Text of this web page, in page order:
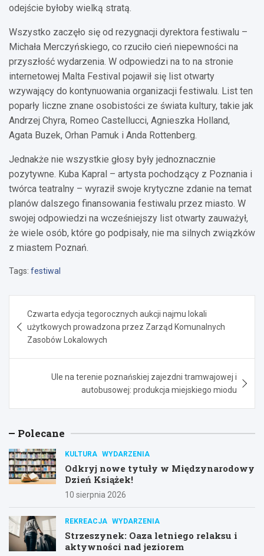
odejście byłoby wielką stratą.
Wszystko zaczęło się od rezygnacji dyrektora festiwalu –
Michała Merczyńskiego, co rzuciło cień niepewności na
przyszłość wydarzenia. W odpowiedzi na to na stronie
internetowej Malta Festival pojawił się list otwarty
wzywający do kontynuowania organizacji festiwalu. List ten
poparły liczne znane osobistości ze świata kultury, takie jak
Andrzej Chyra, Romeo Castellucci, Agnieszka Holland,
Agata Buzek, Orhan Pamuk i Anda Rottenberg.
Jednakże nie wszystkie głosy były jednoznacznie
pozytywne. Kuba Kapral – artysta pochodzący z Poznania i
twórca teatralny – wyraził swoje krytyczne zdanie na temat
planów dalszego finansowania festiwalu przez miasto. W
swojej odpowiedzi na wcześniejszy list otwarty zauważył,
że wiele osób, które go podpisały, nie ma silnych związków
z miastem Poznań.
Tags: festiwal
wpisu
Czwarta edycja tegorocznych aukcji najmu lokali
użytkowych prowadzona przez Zarząd Komunalnych
Zasobów Lokalowych
Ule na terenie poznańskiej zajezdni tramwajowej i
autobusowej: produkcja miejskiego miodu
Polecane
KULTURA WYDARZENIA
Odkryj nowe tytuły w Międzynarodowy
Dzień Książek!
10 sierpnia 2026
REKREACJA WYDARZENIA
Strzeszynek: Oaza letniego relaksu i
aktywności nad jeziorem